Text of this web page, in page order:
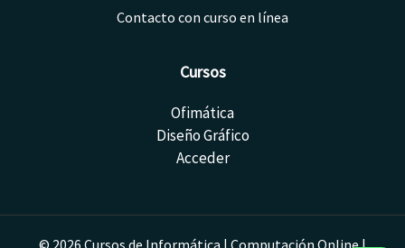
Contacto con curso en línea
Cursos
Ofimática
Diseño Gráfico
Acceder